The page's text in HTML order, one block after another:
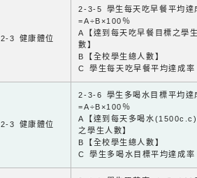
2-3 健康體位
2-3-5 學生每天吃早餐平均達
=A÷B×100％
A【達到每天吃早餐目標之學
數】
B【全校學生總人數】
C 學生每天吃早餐平均達成率
2-3 健康體位
2-3-6 學生多喝水目標平均達
=A÷B×100％
A【達到每天多喝水
之學生人數】
B【全校學生總人數】
C 學生多喝水目標平均達成率